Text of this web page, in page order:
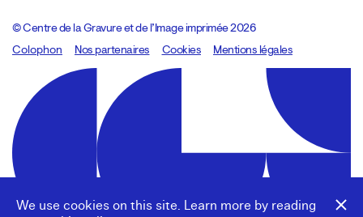
We use cookies on this site. Learn more by reading
© Centre de la Gravure et de l’Image imprimée 2026
Colophon
Design:Marcel Kaczmarek, code:8080.studio
Nos partenaires Cookies Mentions légales